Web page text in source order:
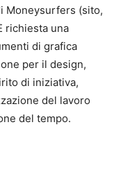
Moneysurfers (sito,
richiesta una
di grafica
per il design,
di iniziativa,
del lavoro
del tempo.